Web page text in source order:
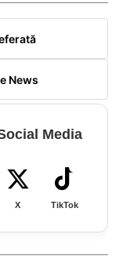
News
Media
X TikTok